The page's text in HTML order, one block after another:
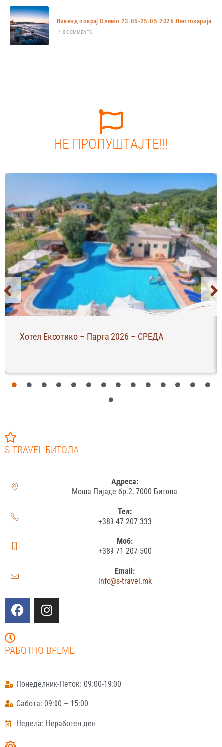
Викенд покрај Олимп 23.05-25.05.2026 Лептокарија
/ 0 COMMENTS
НЕ ПРОПУШТАЈТЕ!!!
Хотел Ексотико – Парга 2026 – СРЕДА
S-TRAVEL БИТОЛА
Адреса:
Моша Пијаде бр.2, 7000 Битола
Тел:
+389 47 207 333
Моб:
+389 71 207 500
Email:
info@s-travel.mk
РАБОТНО ВРЕМЕ
Понеделник-Петок: 09:00-19:00
Сабота: 09:00 – 15:00
Недела: Неработен ден